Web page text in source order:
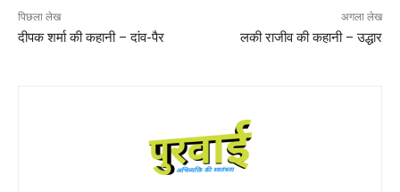
पिछला लेख
दीपक शर्मा की कहानी – दांव-पैर
अगला लेख
लकी राजीव की कहानी – उद्धार